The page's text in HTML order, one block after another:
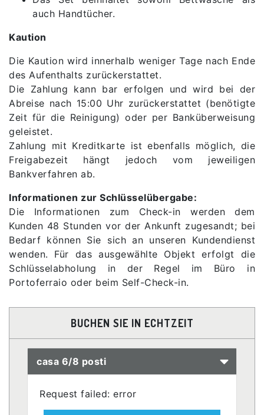
auch Handtücher.
Kaution
Die Kaution wird innerhalb weniger Tage nach Ende
des Aufenthalts zurückerstattet.
Die Zahlung kann bar erfolgen und wird bei der
Abreise nach 15:00 Uhr zurückerstattet (benötigte
Zeit für die Reinigung) oder per Banküberweisung
geleistet.
Zahlung mit Kreditkarte ist ebenfalls möglich, die
Freigabezeit hängt jedoch vom jeweiligen
Bankverfahren ab.
Informationen zur Schlüsselübergabe:
Die Informationen zum Check-in werden dem
Kunden 48 Stunden vor der Ankunft zugesandt; bei
Bedarf können Sie sich an unseren Kundendienst
wenden. Für das ausgewählte Objekt erfolgt die
Schlüsselabholung in der Regel im Büro in
Portoferraio oder beim Self-Check-in.
BUCHEN SIE IN ECHTZEIT
casa 6/8 posti
Request failed: error